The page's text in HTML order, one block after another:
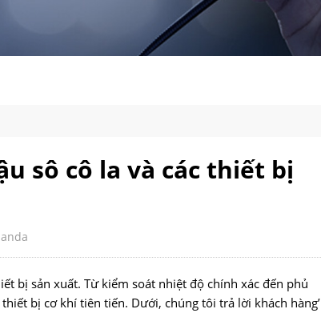
sô cô la và các thiết bị
bị sản xuất. Từ kiểm soát nhiệt độ chính xác đến phủ
bị cơ khí tiên tiến. Dưới, chúng tôi trả lời khách hàng’